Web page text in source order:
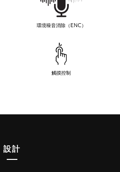
環境噪音消除（ENC）
觸摸控制
設計